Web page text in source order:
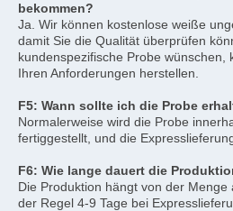
bekommen?
Ja. Wir können kostenlose weiße
damit Sie die Qualität überprüfen
kundenspezifische Probe wünschen,
Ihren Anforderungen herstellen.
F5: Wann sollte ich die Probe
Normalerweise wird die Probe
fertiggestellt, und die
F6: Wie lange dauert die
Die Produktion hängt von der Menge
der Regel 4-9 Tage bei